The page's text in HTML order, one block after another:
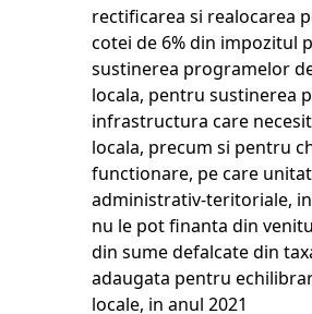
rectificarea si realocarea
cotei de 6% din impozitul
sustinerea programelor
locala, pentru sustinerea
infrastructura care
locala, precum si pentru
functionare, pe care
administrativ-teritoriale,
nu le pot finanta din
din sume defalcate din
adaugata pentru
locale, in anul 2021